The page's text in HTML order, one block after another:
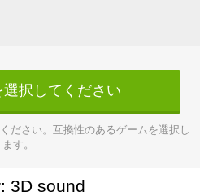
択してください
ださい。互換性のあるゲームを選択し
ます。
3D sound